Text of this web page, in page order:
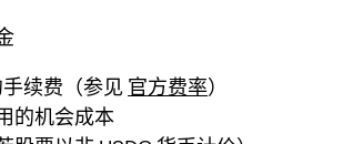
续费（参见 官方费率）
的机会成本